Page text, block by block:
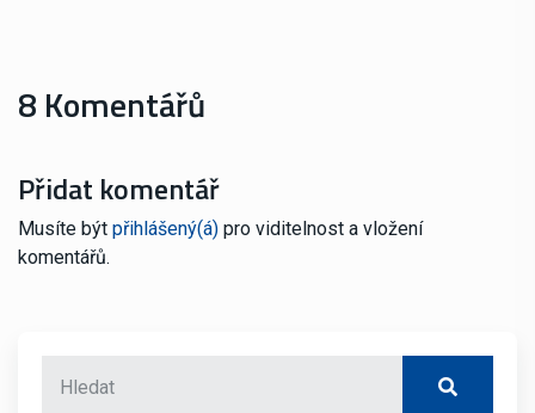
8 Komentářů
Přidat komentář
Musíte být přihlášený(á) pro viditelnost a vložení
komentářů.